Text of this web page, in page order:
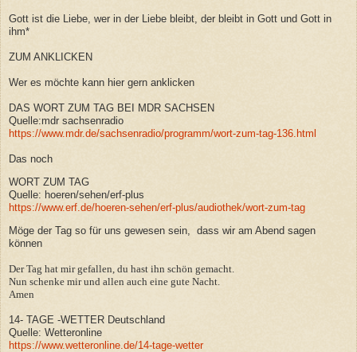
Gott ist die Liebe, wer in der Liebe bleibt, der bleibt in Gott und Gott in
ihm*
ZUM ANKLICKEN
Wer es möchte kann hier gern anklicken
DAS WORT ZUM TAG BEI MDR SACHSEN
Quelle:mdr sachsenradio
https://www.mdr.de/sachsenradio/programm/wort-zum-tag-136.html
Das noch
WORT ZUM TAG
Quelle: hoeren/sehen/erf-plus
https://www.erf.de/hoeren-sehen/erf-plus/audiothek/wort-zum-tag
Möge der Tag so für uns gewesen sein, dass wir am Abend sagen
können
Der Tag hat mir gefallen, du hast ihn schön gemacht.
Nun schenke mir und allen auch eine gute Nacht.
Amen
14- TAGE -WETTER Deutschland
Quelle: Wetteronline
https://www.wetteronline.de/14-tage-wetter